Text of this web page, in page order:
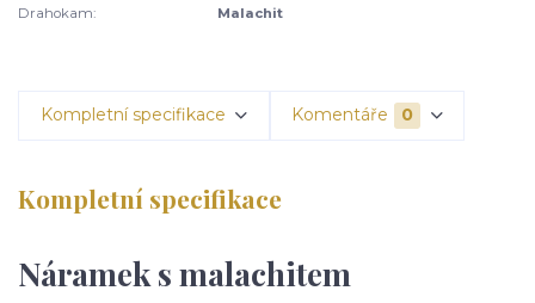
Drahokam:
Malachit
Kompletní specifikace Komentáře 0
Kompletní specifikace
Náramek s malachitem